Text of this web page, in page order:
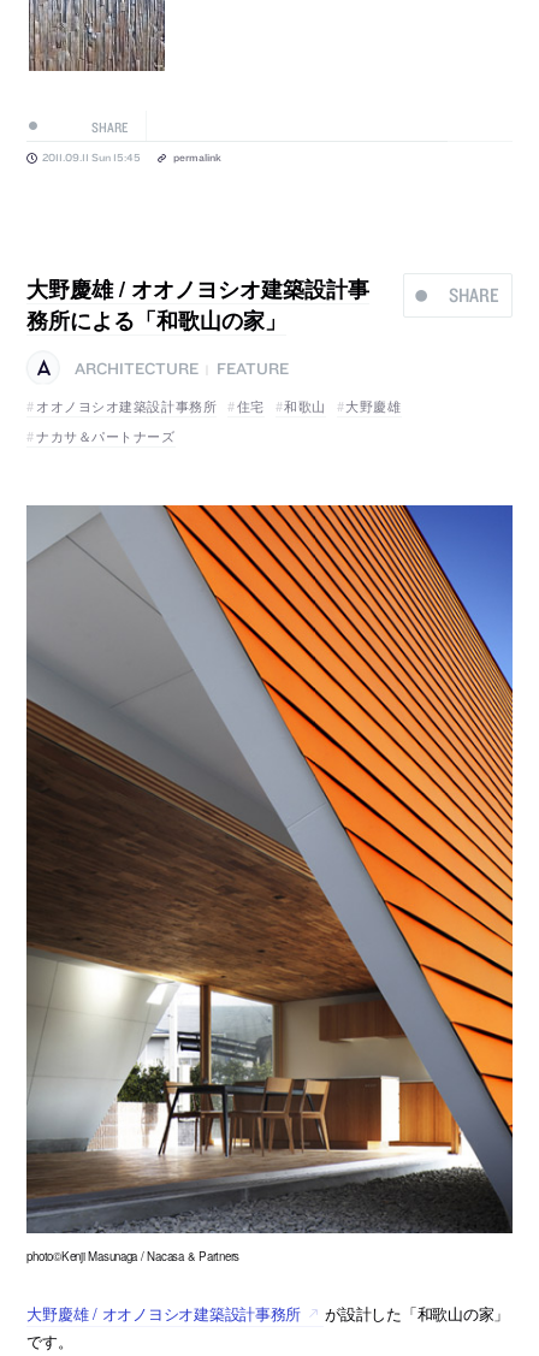
SHARE
2011.09.11 Sun 15:45 permalink
SHARE
大野慶雄 / オオノヨシオ建築設計事
務所による「和歌山の家」
ARCHITECTURE
FEATURE
オオノヨシオ建築設計事務所
住宅 和歌山
大野慶雄
ナカサ＆パートナーズ
photo©Kenji Masunaga / Nacasa & Partners
大野慶雄 / オオノヨシオ建築設計事務所
が設計した「和歌山の家」
です。